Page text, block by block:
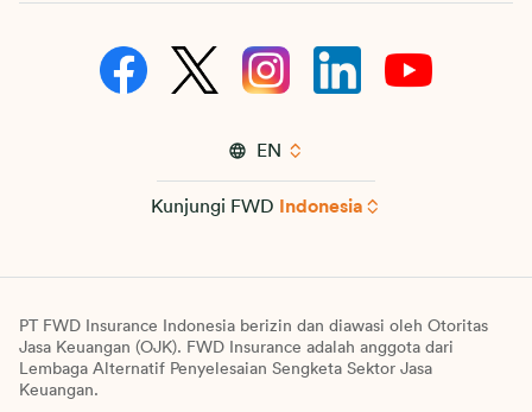
EN
Kunjungi FWD Indonesia
PT FWD Insurance Indonesia berizin dan diawasi oleh Otoritas
Jasa Keuangan (OJK). FWD Insurance adalah anggota dari
Lembaga Alternatif Penyelesaian Sengketa Sektor Jasa
Keuangan.